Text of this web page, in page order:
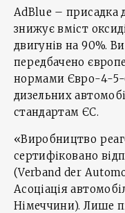
AdBlue – присадка
знижує вміст
двигунів на 90%.
передбачено
нормами Євро-4-5-
дизельних
стандартам ЄС.
«Виробництво
сертифіковано
(Verband der
Асоціація
Німеччини). Лише